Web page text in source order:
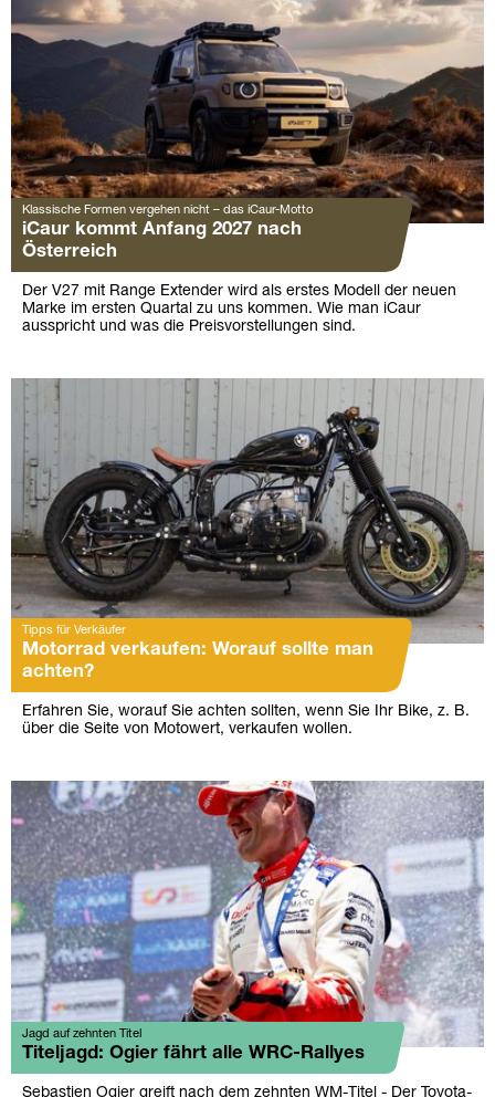
Klassische Formen vergehen nicht – das iCaur-Motto
iCaur kommt Anfang 2027 nach
Österreich
Der V27 mit Range Extender wird als erstes Modell der neuen
Marke im ersten Quartal zu uns kommen. Wie man iCaur
ausspricht und was die Preisvorstellungen sind.
Tipps für Verkäufer
Motorrad verkaufen: Worauf sollte man
achten?
Erfahren Sie, worauf Sie achten sollten, wenn Sie Ihr Bike, z. B.
über die Seite von Motowert, verkaufen wollen.
Jagd auf zehnten Titel
Titeljagd: Ogier fährt alle WRC-Rallyes
Sebastien Ogier greift nach dem zehnten WM-Titel - Der Toyota-